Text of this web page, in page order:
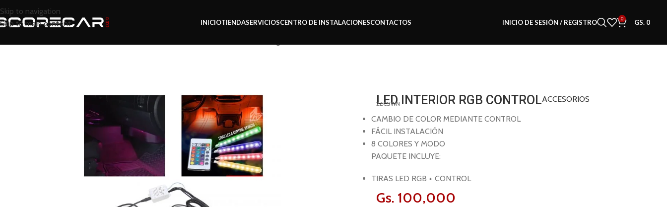
Skip to navigation
Skip to main content
INICIOTIENDASERVICIOSCENTRO DE INSTALACIONESCONTACTOS INICIO DE SESIÓN / REGISTRO 0 GS. 0
LED INTERIOR RGB CONTROLACCESORIOS
2ZCSWN
CAMBIO DE COLOR MEDIANTE CONTROL
FÁCIL INSTALACIÓN
8 COLORES Y MODO
PAQUETE INCLUYE:
TIRAS LED RGB + CONTROL
Gs. 100,000